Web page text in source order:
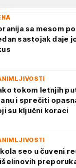
sa mesom
sastojak daje
tokom letnjih
i sprečiti
su ključni koraci
seo u čuveni